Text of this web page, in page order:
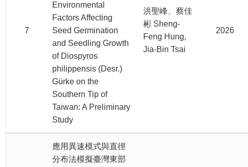
7
Environmental
Factors Affecting
Seed Germination
and Seedling Growth
of Diospyros
philippensis (Desr.)
Gürke on the
Southern Tip of
Taiwan: A Preliminary
Study
洪聖峰、蔡佳
彬 Sheng-
Feng Hung,
Jia-Bin Tsai
2026
應用異速模式與直徑
分布法模擬臺灣東部